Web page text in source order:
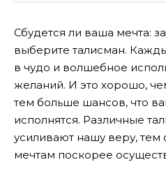
Сбудется ли ваша мечта:
выберите талисман.
в чудо и волшебное
желаний. И это хорошо,
тем больше шансов, что
исполнятся. Различные
усиливают нашу веру,
мечтам поскорее